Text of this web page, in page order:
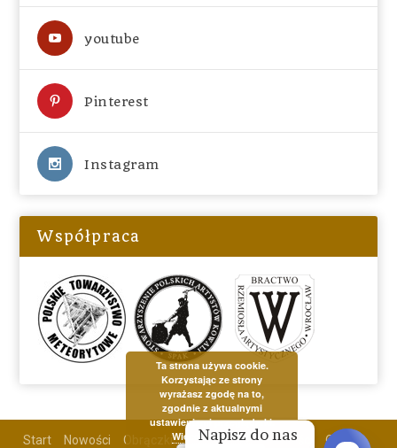
youtube
Pinterest
Instagram
Współpraca
Start Nowości Obrączki Biżuteria Aktualności O mnie
Ta strona używa cookie.
Korzystając ze strony
wyrażasz zgodę na to,
zgodnie z aktualnymi
ustawieniami przeglądarki.
Więcej informacji
Napisz do nas